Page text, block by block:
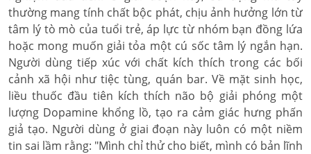
thường mang tính chất bộc phát, chịu ảnh hưởng lớn từ
tâm lý tò mò của tuổi trẻ, áp lực từ nhóm bạn đồng lứa
hoặc mong muốn giải tỏa một cú sốc tâm lý ngắn hạn.
Người dùng tiếp xúc với chất kích thích trong các bối
cảnh xã hội như tiệc tùng, quán bar. Về mặt sinh học,
liều thuốc đầu tiên kích thích não bộ giải phóng một
lượng Dopamine khổng lồ, tạo ra cảm giác hưng phấn
giả tạo. Người dùng ở giai đoạn này luôn có một niềm
tin sai lầm rằng: "Mình chỉ thử cho biết, mình có bản lĩnh